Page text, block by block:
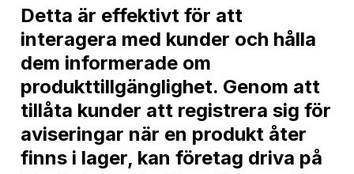
Detta är effektivt för att
interagera med kunder och hålla
dem informerade om
produkttillgänglighet. Genom att
tillåta kunder att registrera sig för
aviseringar när en produkt åter
finns i lager, kan företag driva på